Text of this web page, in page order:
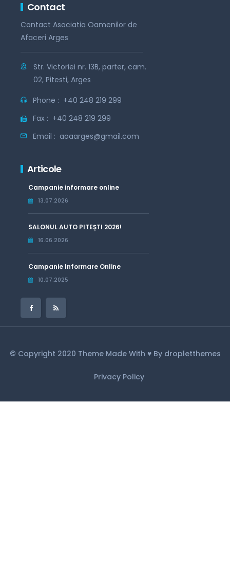
Contact
Contact Asociatia Oamenilor de
Afaceri Arges
Str. Victoriei nr. 13B, parter, cam.
02, Pitesti, Arges
Phone : +40 248 219 299
Fax : +40 248 219 299
Email : aoaarges@gmail.com
Articole
Campanie informare online
13.07.2026
SALONUL AUTO PITEȘTI 2026!
16.06.2026
Campanie Informare Online
10.07.2025
© Copyright 2020 Theme Made With ♥ By dropletthemes
Privacy Policy